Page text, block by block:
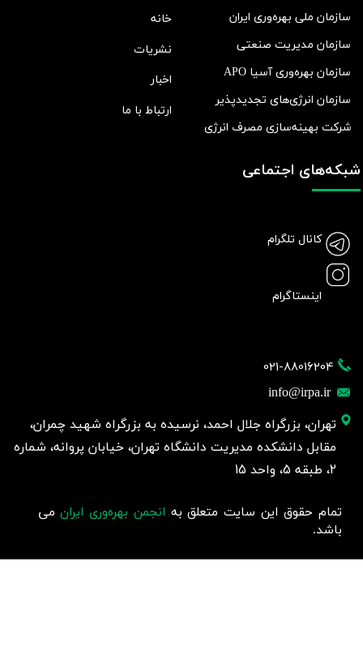
021-88016204
info@irpa.ir
تهران، بزرگراه جلال احمد، نرسیده به بزرگراه شهید چمران،
مقابل دانشکده مدیریت دانشگاه تهران، خیابان پروانه، شماره
2، طبقه 5، واحد 15
خانه
نشریات
اخبار
ارتباط با ما
سازمان ملی بهره‌وری ایران
سازمان مدیریت صنعتی
سازمان بهره‌وری آسیا APO
سازمان انرژی‌های تجدیدپذیر
شرکت بهينه‌سازی مصرف انرژی
شبکه‌های اجتماعی
کانال تلگرام
اینستاگرام
تمام حقوق این سایت متعلق به انجمن بهره‌وری ایران می
باشد.